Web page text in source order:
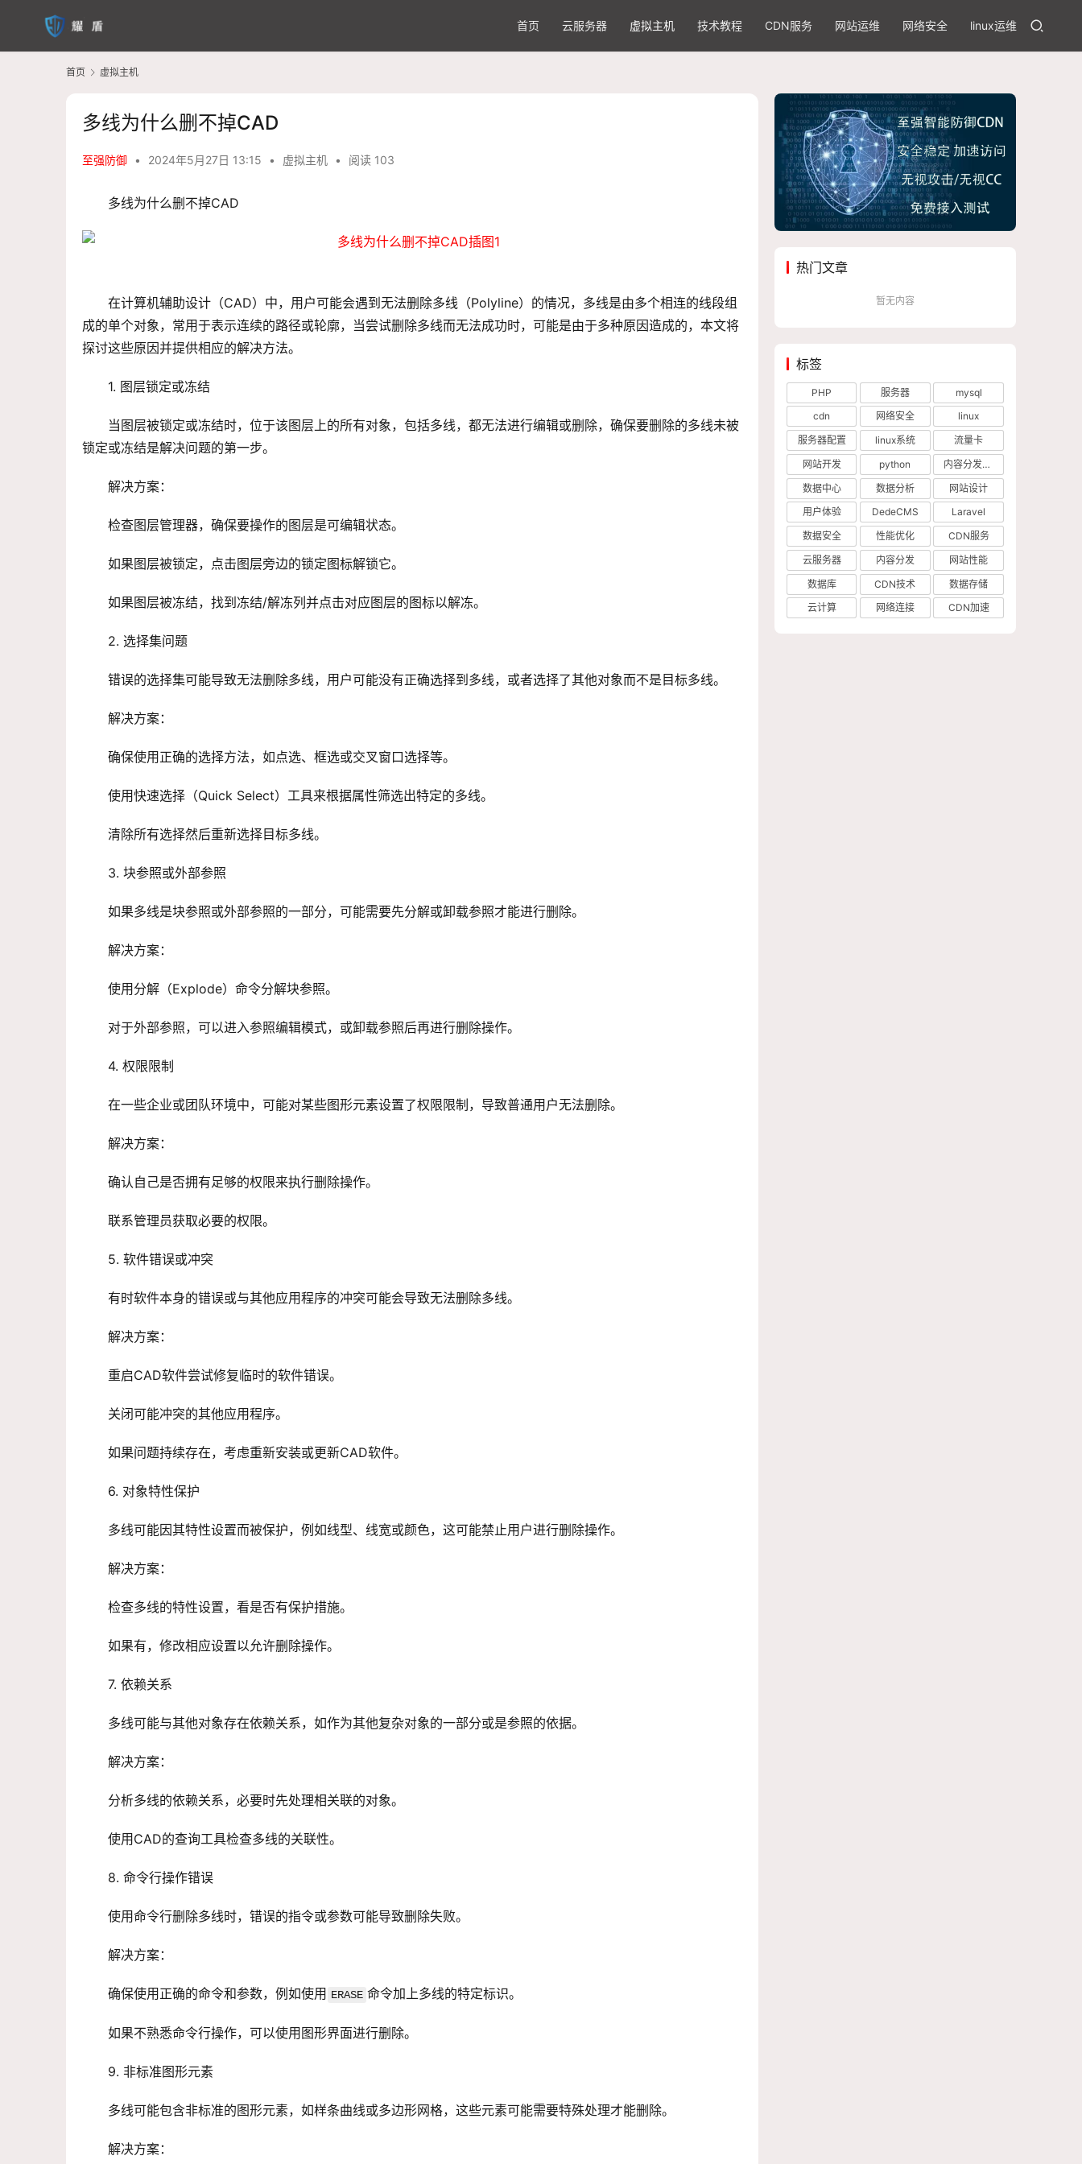
首页 云服务器 虚拟主机 技术教程 CDN服务 网站运维 网络安全 linux运维
首页 虚拟主机
多线为什么删不掉CAD
至强防御 • 2024年5月27日 13:15 • 虚拟主机 • 阅读 103
多线为什么删不掉CAD
在计算机辅助设计（CAD）中，用户可能会遇到无法删除多线（Polyline）的情况，多线是由多个相连的线段组
成的单个对象，常用于表示连续的路径或轮廓，当尝试删除多线而无法成功时，可能是由于多种原因造成的，本文将
探讨这些原因并提供相应的解决方法。
1. 图层锁定或冻结
当图层被锁定或冻结时，位于该图层上的所有对象，包括多线，都无法进行编辑或删除，确保要删除的多线未被
锁定或冻结是解决问题的第一步。
解决方案：
检查图层管理器，确保要操作的图层是可编辑状态。
如果图层被锁定，点击图层旁边的锁定图标解锁它。
如果图层被冻结，找到冻结/解冻列并点击对应图层的图标以解冻。
2. 选择集问题
错误的选择集可能导致无法删除多线，用户可能没有正确选择到多线，或者选择了其他对象而不是目标多线。
解决方案：
确保使用正确的选择方法，如点选、框选或交叉窗口选择等。
使用快速选择（Quick Select）工具来根据属性筛选出特定的多线。
清除所有选择然后重新选择目标多线。
3. 块参照或外部参照
如果多线是块参照或外部参照的一部分，可能需要先分解或卸载参照才能进行删除。
解决方案：
使用分解（Explode）命令分解块参照。
对于外部参照，可以进入参照编辑模式，或卸载参照后再进行删除操作。
4. 权限限制
在一些企业或团队环境中，可能对某些图形元素设置了权限限制，导致普通用户无法删除。
解决方案：
确认自己是否拥有足够的权限来执行删除操作。
联系管理员获取必要的权限。
5. 软件错误或冲突
有时软件本身的错误或与其他应用程序的冲突可能会导致无法删除多线。
解决方案：
重启CAD软件尝试修复临时的软件错误。
关闭可能冲突的其他应用程序。
如果问题持续存在，考虑重新安装或更新CAD软件。
6. 对象特性保护
多线可能因其特性设置而被保护，例如线型、线宽或颜色，这可能禁止用户进行删除操作。
解决方案：
检查多线的特性设置，看是否有保护措施。
如果有，修改相应设置以允许删除操作。
7. 依赖关系
多线可能与其他对象存在依赖关系，如作为其他复杂对象的一部分或是参照的依据。
解决方案：
分析多线的依赖关系，必要时先处理相关联的对象。
使用CAD的查询工具检查多线的关联性。
8. 命令行操作错误
使用命令行删除多线时，错误的指令或参数可能导致删除失败。
解决方案：
确保使用正确的命令和参数，例如使用 ERASE 命令加上多线的特定标识。
如果不熟悉命令行操作，可以使用图形界面进行删除。
9. 非标准图形元素
多线可能包含非标准的图形元素，如样条曲线或多边形网格，这些元素可能需要特殊处理才能删除。
解决方案：
热门文章
暂无内容
标签
PHP 服务器
mysql
cdn
网络安全
linux
服务器配置
linux系统
流量卡
网站开发
python
内容分发网络
数据中心
数据分析
网站设计
用户体验
DedeCMS
Laravel
数据安全
性能优化
CDN服务
云服务器
内容分发
网站性能
数据库
CDN技术
数据存储
云计算
网络连接 CDN加速